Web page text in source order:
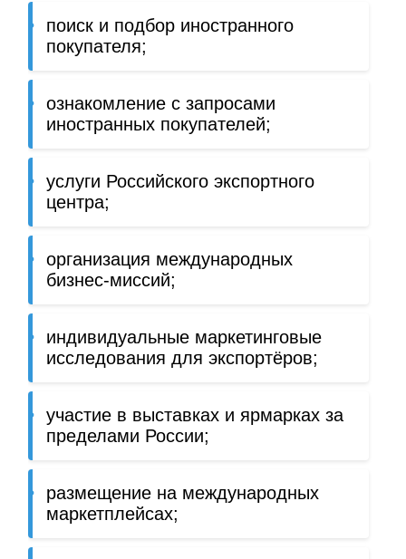
поиск и подбор иностранного
покупателя;
ознакомление с запросами
иностранных покупателей;
услуги Российского экспортного
центра;
организация международных
бизнес-миссий;
индивидуальные маркетинговые
исследования для экспортёров;
участие в выставках и ярмарках за
пределами России;
размещение на международных
маркетплейсах;